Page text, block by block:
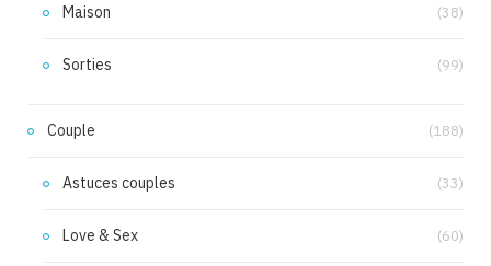
Maison (38)
Sorties (99)
Couple (188)
Astuces couples (33)
Love & Sex (60)